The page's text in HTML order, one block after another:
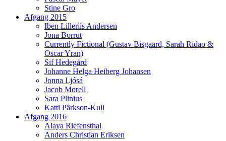
Stine Gro
Afgang 2015
Iben Lilleriis Andersen
Jona Borrut
Currently Fictional (Gustav Bisgaard, Sarah Ridao &
Oscar Yran)
Sif Hedegård
Johanne Helga Heiberg Johansen
Jonna Ljósá
Jacob Morell
Sara Plinius
Katti Pärkson-Kull
Afgang 2016
Alaya Riefensthal
Anders Christian Eriksen